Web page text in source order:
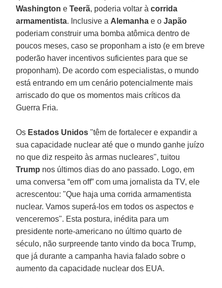
Washington eTeerã, poderia voltar à corrida
armamentista. Inclusive a Alemanha e oJapão
poderiam construir uma bomba atômica dentro de
poucos meses, caso se proponham a isto (e em breve
poderão haver incentivos suficientes para que se
proponham). De acordo com especialistas, o mundo
está entrando em um cenário potencialmente mais
arriscado do que os momentos mais críticos da
Guerra Fria.
Os Estados Unidos "têm de fortalecer e expandir a
sua capacidade nuclear até que o mundo ganhe juízo
no que diz respeito às armas nucleares", tuitou
Trump nos últimos dias do ano passado. Logo, em
uma conversa “em off” com uma jornalista da TV, ele
acrescentou: "Que haja uma corrida armamentista
nuclear. Vamos superá-los em todos os aspectos e
venceremos". Esta postura, inédita para um
presidente norte-americano no último quarto de
século, não surpreende tanto vindo da boca Trump,
que já durante a campanha havia falado sobre o
aumento da capacidade nuclear dos EUA.